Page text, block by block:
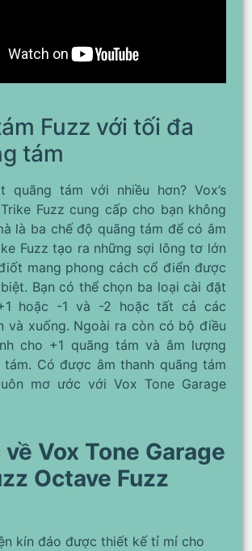
Fuzz với tối đa
tám
quãng tám với nhiều hơn? Vox’s
Fuzz cung cấp cho bạn không
là ba chế độ quãng tám để có âm
Fuzz tạo ra những sợi lông tơ lớn
mang phong cách cổ điển được
Bạn có thể chọn ba loại cài đặt
hoặc -1 và -2 hoặc tất cả các
và xuống. Ngoài ra còn có bộ điều
cho +1 quãng tám và âm lượng
Có được âm thanh quãng tám
mơ ước với Vox Tone Garage
Vox Tone Garage
Octave Fuzz
kín đáo được thiết kế tỉ mỉ cho